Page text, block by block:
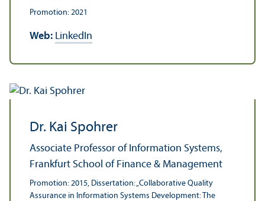
Promotion: 2021
Web: LinkedIn
Dr. Kai Spohrer
Associate Professor of Information Systems,
Frankfurt School of Finance & Management
Promotion: 2015, Dissertation: „Collaborative Quality
Assurance in Information Systems Development: The